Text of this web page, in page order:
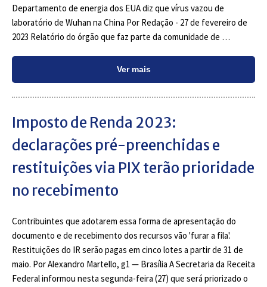
Departamento de energia dos EUA diz que vírus vazou de
laboratório de Wuhan na China Por Redação - 27 de fevereiro de
2023 Relatório do órgão que faz parte da comunidade de …
Ver mais
Imposto de Renda 2023:
declarações pré-preenchidas e
restituições via PIX terão prioridade
no recebimento
Contribuintes que adotarem essa forma de apresentação do
documento e de recebimento dos recursos vão 'furar a fila'.
Restituições do IR serão pagas em cinco lotes a partir de 31 de
maio. Por Alexandro Martello, g1 — Brasília A Secretaria da Receita
Federal informou nesta segunda-feira (27) que será priorizado o